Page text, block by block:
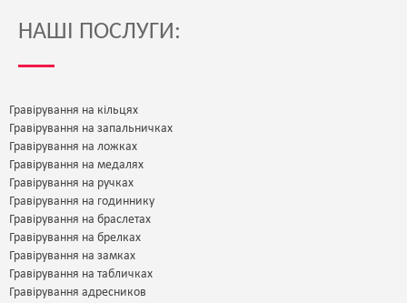
НАШІ ПОСЛУГИ:
Гравірування на кільцях
Гравірування на запальничках
Гравірування на ложках
Гравірування на медалях
Гравірування на ручках
Гравірування на годиннику
Гравірування на браслетах
Гравірування на брелках
Гравірування на замках
Гравірування на табличках
Гравірування адресников